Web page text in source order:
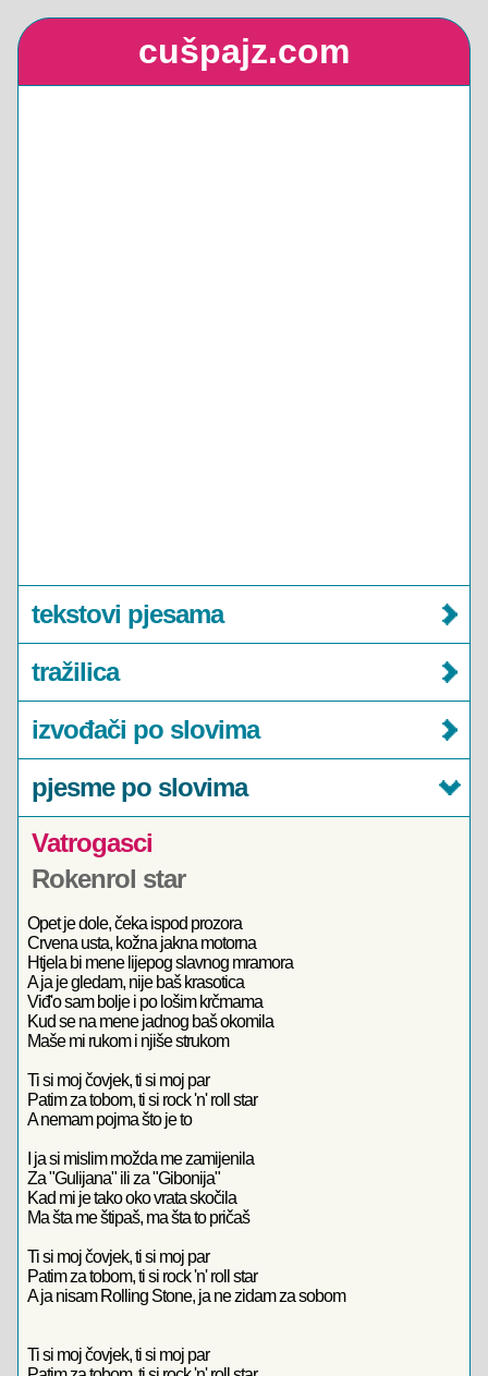
cušpajz.com
tekstovi pjesama
tražilica
izvođači po slovima
pjesme po slovima
Vatrogasci
Rokenrol star
Opet je dole, čeka ispod prozora
Crvena usta, kožna jakna motorna
Htjela bi mene lijepog slavnog mramora
A ja je gledam, nije baš krasotica
Viđ'o sam bolje i po lošim krčmama
Kud se na mene jadnog baš okomila
Maše mi rukom i njiše strukom
Ti si moj čovjek, ti si moj par
Patim za tobom, ti si rock 'n' roll star
A nemam pojma što je to
I ja si mislim možda me zamijenila
Za "Gulijana" ili za "Gibonija"
Kad mi je tako oko vrata skočila
Ma šta me štipaš, ma šta to pričaš
Ti si moj čovjek, ti si moj par
Patim za tobom, ti si rock 'n' roll star
A ja nisam Rolling Stone, ja ne zidam za sobom
Ti si moj čovjek, ti si moj par